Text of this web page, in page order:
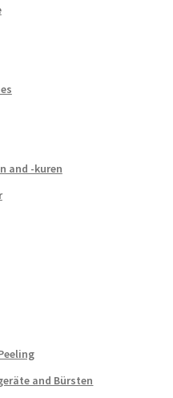
and -kuren
and Bürsten